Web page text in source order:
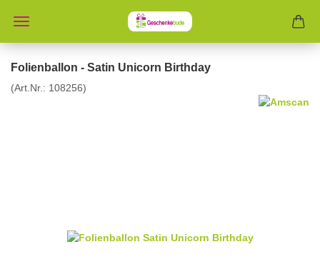
Folienballon - Satin Unicorn Birthday
(Art.Nr.: 108256)